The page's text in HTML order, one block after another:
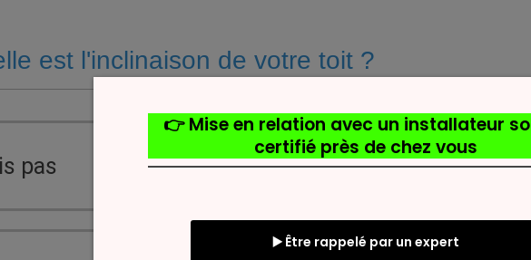
est l'inclinaison de votre toit ?
pas 0° (toit plat)